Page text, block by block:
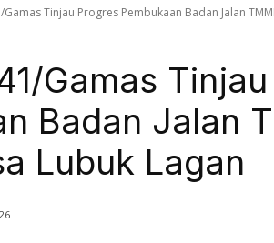
Tinjau Progres Pembukaan Badan Jalan
Gamas
Badan Jalan
Lubuk Lagan